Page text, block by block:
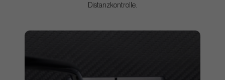
Distanzkontrolle.